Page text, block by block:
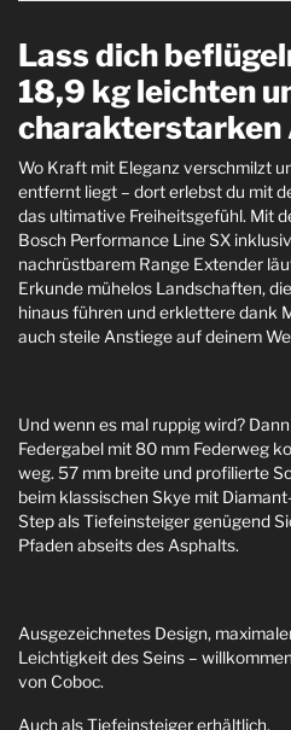
Lass dich
18,9 kg leichten
charakterstarken
Wo Kraft mit Eleganz verschmilzt
entfernt liegt – dort erlebst du mit
das ultimative Freiheitsgefühl. Mit
Bosch Performance Line SX
nachrüstbarem Range Extender
Erkunde mühelos Landschaften,
hinaus führen und erklettere dank
auch steile Anstiege auf deinem
Und wenn es mal ruppig wird?
Federgabel mit 80 mm Federweg
weg. 57 mm breite und profilierte
beim klassischen Skye mit
Step als Tiefeinsteiger genügend
Pfaden abseits des Asphalts.
Ausgezeichnetes Design,
Leichtigkeit des Seins –
von Coboc.
Auch als Tiefeinsteiger erhältlich.